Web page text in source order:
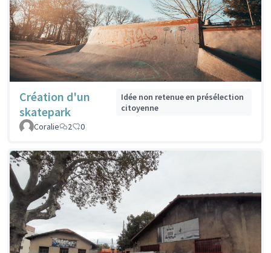
Création d'un
skatepark
Idée non retenue en présélection
citoyenne
Coralie
2 0